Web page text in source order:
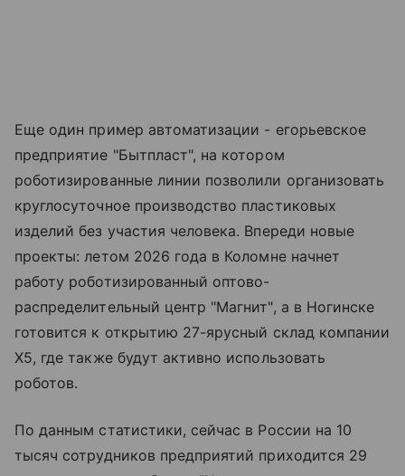
Еще один пример автоматизации - егорьевское
предприятие "Бытпласт", на котором
роботизированные линии позволили организовать
круглосуточное производство пластиковых
изделий без участия человека. Впереди новые
проекты: летом 2026 года в Коломне начнет
работу роботизированный оптово-
распределительный центр "Магнит", а в Ногинске
готовится к открытию 27-ярусный склад компании
Х5, где также будут активно использовать
роботов.
По данным статистики, сейчас в России на 10
тысяч сотрудников предприятий приходится 29